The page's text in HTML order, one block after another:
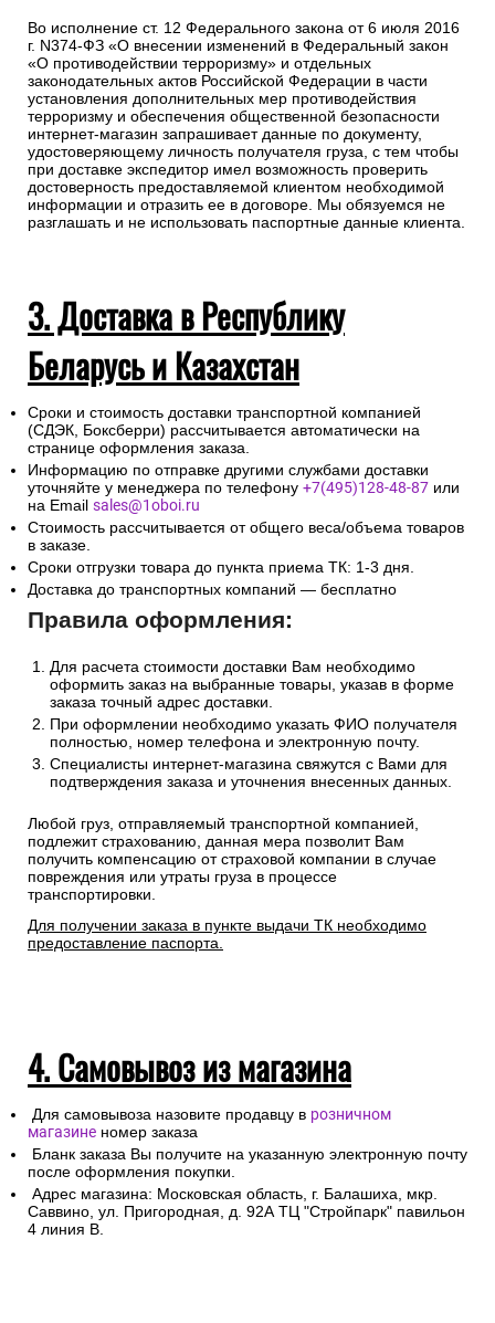
Во исполнение ст. 12 Федерального закона от 6 июля 2016
г. N374-ФЗ «О внесении изменений в Федеральный закон
«О противодействии терроризму» и отдельных
законодательных актов Российской Федерации в части
установления дополнительных мер противодействия
терроризму и обеспечения общественной безопасности
интернет-магазин запрашивает данные по документу,
удостоверяющему личность получателя груза, с тем чтобы
при доставке экспедитор имел возможность проверить
достоверность предоставляемой клиентом необходимой
информации и отразить ее в договоре. Мы обязуемся не
разглашать и не использовать паспортные данные клиента.
3. Доставка в Республику
Беларусь и Казахстан
Сроки и стоимость доставки транспортной компанией
(СДЭК, Боксберри) рассчитывается автоматически на
странице оформления заказа.
Информацию по отправке другими службами доставки
уточняйте у менеджера по телефону +7(495)128-48-87 или
на Email sales@1oboi.ru
Стоимость рассчитывается от общего веса/объема товаров
в заказе.
Сроки отгрузки товара до пункта приема ТК: 1-3 дня.
Доставка до транспортных компаний — бесплатно
Правила оформления:
Для расчета стоимости доставки Вам необходимо
оформить заказ на выбранные товары, указав в форме
заказа точный адрес доставки.
При оформлении необходимо указать ФИО получателя
полностью, номер телефона и электронную почту.
Специалисты интернет-магазина свяжутся с Вами для
подтверждения заказа и уточнения внесенных данных.
Любой груз, отправляемый транспортной компанией,
подлежит страхованию, данная мера позволит Вам
получить компенсацию от страховой компании в случае
повреждения или утраты груза в процессе
транспортировки.
Для получении заказа в пункте выдачи ТК необходимо
предоставление паспорта.
4. Самовывоз из магазина
Для самовывоза назовите продавцу в розничном
магазине номер заказа
Бланк заказа Вы получите на указанную электронную почту
после оформления покупки.
Адрес магазина: Московская область, г. Балашиха, мкр.
Саввино, ул. Пригородная, д. 92А ТЦ "Стройпарк" павильон
4 линия В.